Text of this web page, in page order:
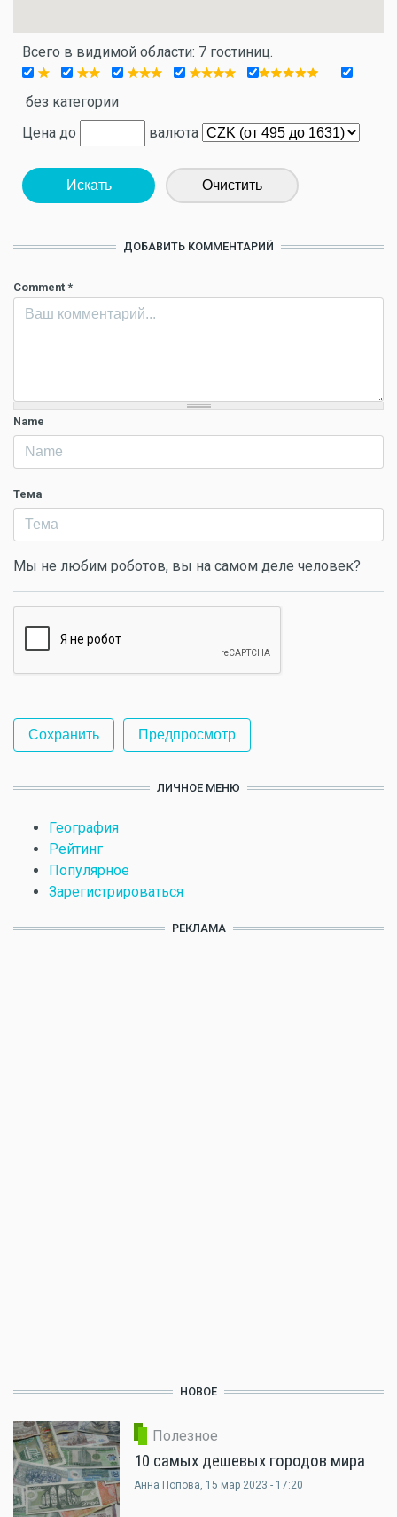
Всего в видимой области: 7 гостиниц.
без категории
Цена до
валюта
Искать Очистить
ДОБАВИТЬ КОММЕНТАРИЙ
Comment *
Name
Тема
Мы не любим роботов, вы на самом деле человек?
ЛИЧНОЕ МЕНЮ
География
Рейтинг
Популярное
Зарегистрироваться
РЕКЛАМА
НОВОЕ
Полезное
10 самых дешевых городов мира
Анна Попова, 15 мар 2023 - 17:20